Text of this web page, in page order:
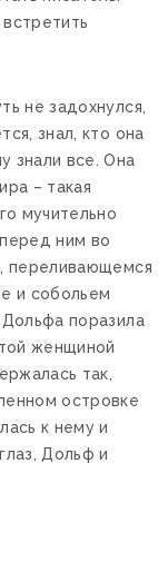
не задохнулся,
знал, кто она
знали все. Она
– такая
мучительно
ним во
переливающемся
и собольем
поразила
женщиной
так,
островке
к нему и
Дольф и